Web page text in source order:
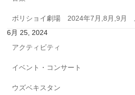
ボリショイ劇場 2024年7月,8月,9月
6月 25, 2024
アクティビティ
イベント・コンサート
ウズベキスタン